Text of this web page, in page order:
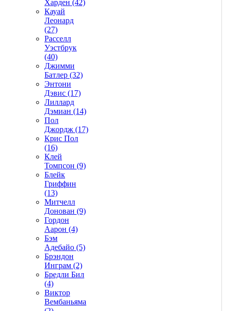
Харден (42)
Кауай
Леонард
(27)
Расселл
Уэстбрук
(40)
Джимми
Батлер (32)
Энтони
Дэвис (17)
Лиллард
Дэмиан (14)
Пол
Джордж (17)
Крис Пол
(16)
Клей
Томпсон (9)
Блейк
Гриффин
(13)
Митчелл
Донован (9)
Гордон
Аарон (4)
Бэм
Адебайо (5)
Брэндон
Инграм (2)
Бредли Бил
(4)
Виктор
Вембаньяма